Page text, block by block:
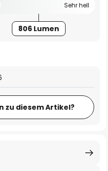
Sehr hell
806 Lumen
zu diesem Artikel?